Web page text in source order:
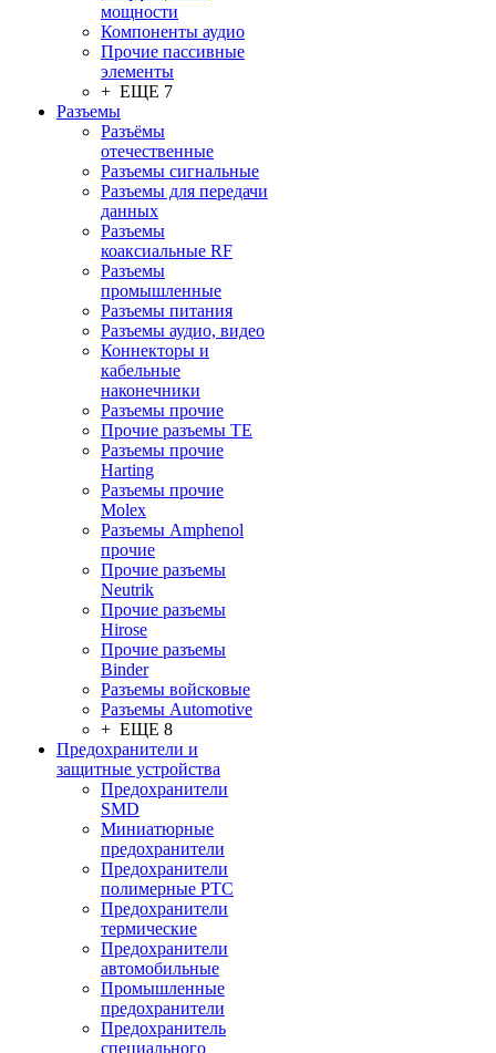
мощности
Компоненты аудио
Прочие пассивные
элементы
+ ЕЩЕ 7
Разъeмы
Разъёмы
отечественные
Разъeмы сигнальные
Разъeмы для передачи
данных
Разъeмы
коаксиальные RF
Разъeмы
промышленные
Разъeмы питания
Разъeмы аудио, видео
Коннекторы и
кабельные
наконечники
Разъeмы прочие
Прочие разъемы TE
Разъемы прочие
Harting
Разъемы прочие
Molex
Разъемы Amphenol
прочие
Прочие разъемы
Neutrik
Прочие разъемы
Hirose
Прочие разъемы
Binder
Разъемы войсковые
Разъeмы Automotive
+ ЕЩЕ 8
Предохранители и
защитные устройства
Предохранители
SMD
Миниатюрные
предохранители
Предохранители
полимерные PTC
Предохранители
термические
Предохранители
автомобильные
Промышленные
предохранители
Предохранитель
специального